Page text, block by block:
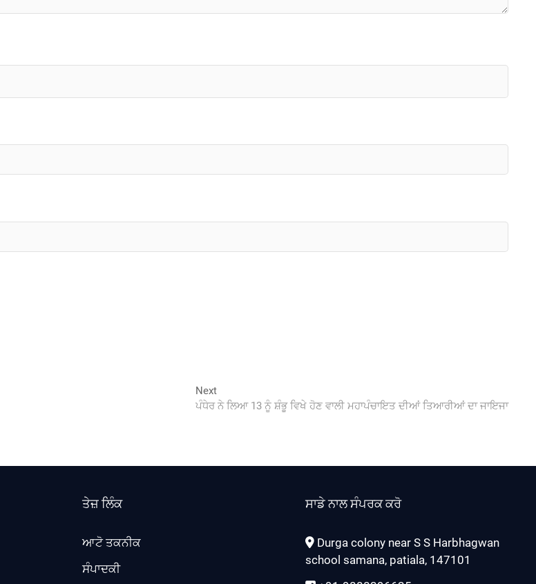
NextNext
post:
ਪੰਧੇਰ ਨੇ ਲਿਆ 13 ਨੂੰ ਸ਼ੰਭੂ ਵਿਖੇ ਹੋਣ ਵਾਲੀ ਮਹਾਪੰਚਾਇਤ ਦੀਆਂ ਤਿਆਰੀਆਂ ਦਾ ਜਾਇਜਾ
ਤੇਜ਼ ਲਿੰਕ
ਆਟੋ ਤਕਨੀਕ
ਸੰਪਾਦਕੀ
ਸਾਡੇ ਨਾਲ ਸੰਪਰਕ ਕਰੋ
Durga colony near S S Harbhagwan
school samana, patiala, 147101